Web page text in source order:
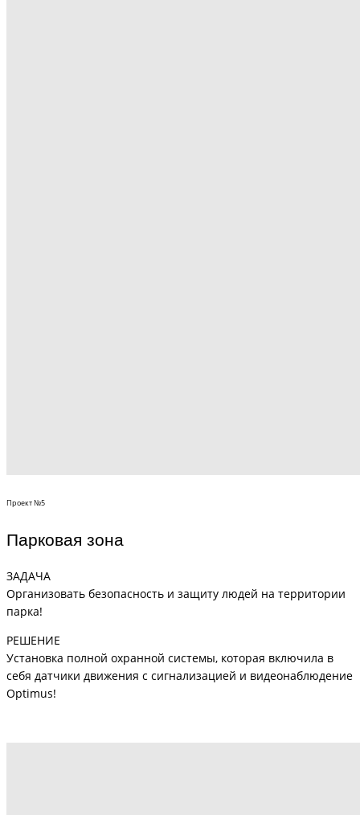
Проект №5
Парковая зона
ЗАДАЧА
Организовать безопасность и защиту людей на территории
парка!
РЕШЕНИЕ
Установка полной охранной системы, которая включила в
себя датчики движения с сигнализацией и видеонаблюдение
Optimus!